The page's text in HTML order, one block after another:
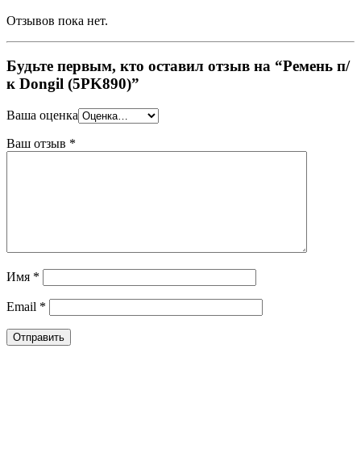
Отзывов пока нет.
Будьте первым, кто оставил отзыв на “Ремень п/
к Dongil (5PK890)”
Ваша оценка
Ваш отзыв *
Имя *
Email *